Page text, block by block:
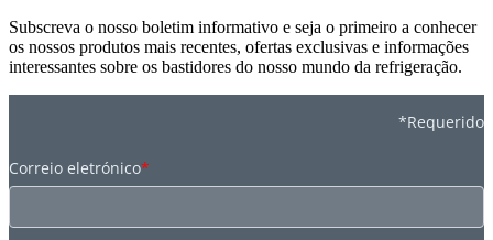
Subscreva o nosso boletim informativo e seja o primeiro a conhecer
os nossos produtos mais recentes, ofertas exclusivas e informações
interessantes sobre os bastidores do nosso mundo da refrigeração.
*Requerido
Correio eletrónico*